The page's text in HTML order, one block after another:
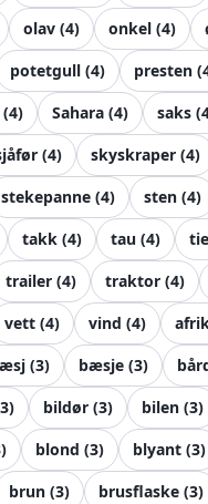
olav (4) onkel (4)
potetgull (4) presten (
(4) Sahara (4) saks (
(4) skyskraper (4)
stekepanne (4) sten (4)
takk (4) tau (4)
trailer (4) traktor (4)
vett (4) vind (4)
(3) bæsje (3)
3) bildør (3) bilen (3)
) blond (3) blyant (3)
brun (3) brusflaske (3)